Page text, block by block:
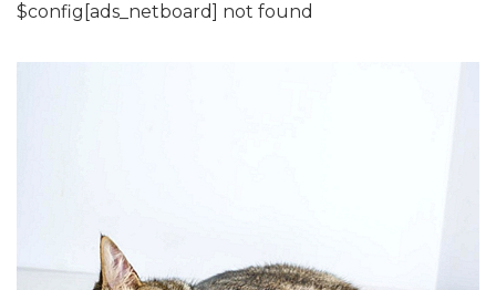
$config[ads_netboard] not found